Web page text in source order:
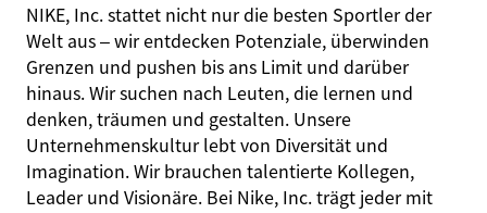
NIKE, Inc. stattet nicht nur die besten Sportler der
Welt aus – wir entdecken Potenziale, überwinden
Grenzen und pushen bis ans Limit und darüber
hinaus. Wir suchen nach Leuten, die lernen und
denken, träumen und gestalten. Unsere
Unternehmenskultur lebt von Diversität und
Imagination. Wir brauchen talentierte Kollegen,
Leader und Visionäre. Bei Nike, Inc. trägt jeder mit